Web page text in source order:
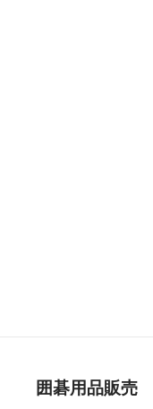
囲碁用品販売